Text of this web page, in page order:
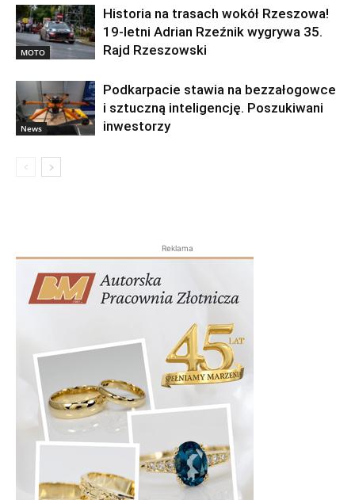
MOTO
Historia na trasach wokół Rzeszowa!
19-letni Adrian Rzeźnik wygrywa 35.
Rajd Rzeszowski
News
Podkarpacie stawia na bezzałogowce
i sztuczną inteligencję. Poszukiwani
inwestorzy
Reklama